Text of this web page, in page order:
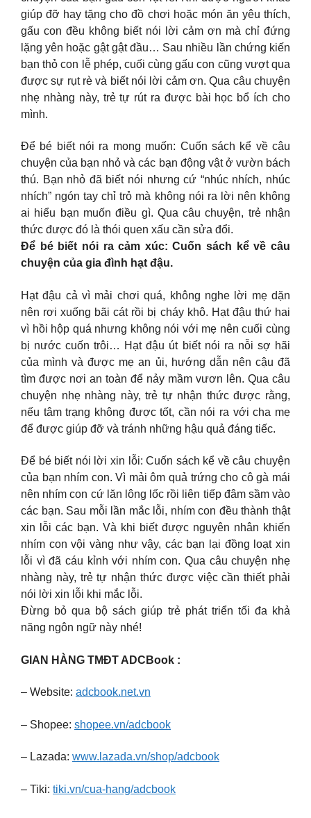
giúp đỡ hay tặng cho đồ chơi hoặc món ăn yêu thích,
gấu con đều không biết nói lời cảm ơn mà chỉ đứng
lặng yên hoặc gật gật đầu… Sau nhiều lần chứng kiến
bạn thỏ con lễ phép, cuối cùng gấu con cũng vượt qua
được sự rụt rè và biết nói lời cảm ơn. Qua câu chuyện
nhẹ nhàng này, trẻ tự rút ra được bài học bổ ích cho
mình.
Để bé biết nói ra mong muốn: Cuốn sách kể về câu
chuyện của bạn nhỏ và các bạn động vật ở vườn bách
thú. Bạn nhỏ đã biết nói nhưng cứ “nhúc nhích, nhúc
nhích” ngón tay chỉ trỏ mà không nói ra lời nên không
ai hiểu bạn muốn điều gì. Qua câu chuyện, trẻ nhận
thức được đó là thói quen xấu cần sửa đổi.
Để bé biết nói ra cảm xúc: Cuốn sách kể về câu
chuyện của gia đình hạt đậu.
Hạt đậu cả vì mải chơi quá, không nghe lời mẹ dặn
nên rơi xuống bãi cát rồi bị cháy khô. Hạt đậu thứ hai
vì hồi hộp quá nhưng không nói với mẹ nên cuối cùng
bị nước cuốn trôi… Hạt đậu út biết nói ra nỗi sợ hãi
của mình và được mẹ an ủi, hướng dẫn nên cậu đã
tìm được nơi an toàn để nảy mầm vươn lên. Qua câu
chuyện nhẹ nhàng này, trẻ tự nhận thức được rằng,
nếu tâm trạng không được tốt, cần nói ra với cha mẹ
để được giúp đỡ và tránh những hậu quả đáng tiếc.
Để bé biết nói lời xin lỗi: Cuốn sách kể về câu chuyện
của bạn nhím con. Vì mải ôm quả trứng cho cô gà mái
nên nhím con cứ lăn lông lốc rồi liên tiếp đâm sầm vào
các bạn. Sau mỗi lần mắc lỗi, nhím con đều thành thật
xin lỗi các bạn. Và khi biết được nguyên nhân khiến
nhím con vội vàng như vậy, các bạn lại đồng loạt xin
lỗi vì đã cáu kỉnh với nhím con. Qua câu chuyện nhẹ
nhàng này, trẻ tự nhận thức được việc cần thiết phải
nói lời xin lỗi khi mắc lỗi.
Đừng bỏ qua bộ sách giúp trẻ phát triển tối đa khả
năng ngôn ngữ này nhé!
GIAN HÀNG TMĐT ADCBook :
– Website: adcbook.net.vn
– Shopee: shopee.vn/adcbook
– Lazada: www.lazada.vn/shop/adcbook
– Tiki: tiki.vn/cua-hang/adcbook